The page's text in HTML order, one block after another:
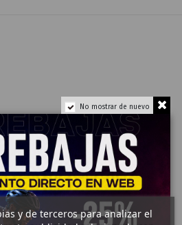
No mostrar de nuevo
Envíos 24-48h
y de terceros para analizar el